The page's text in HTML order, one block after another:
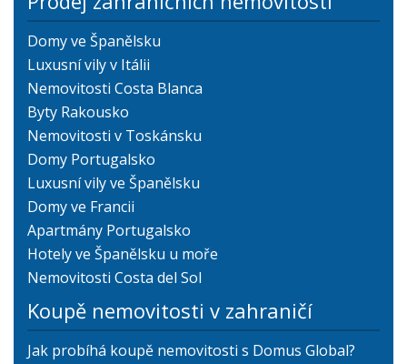
Domy ve Španělsku
Luxusní vily v Itálii
Nemovitosti Costa Blanca
Byty Rakousko
Nemovitosti v Toskánsku
Domy Portugalsko
Luxusní vily ve Španělsku
Domy ve Francii
Apartmány Portugalsko
Hotely ve Španělsku u moře
Nemovitosti Costa del Sol
Koupě nemovitosti v zahraničí
Jak probíhá koupě nemovitosti s Domus Global?